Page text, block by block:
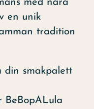
en unik
tradition
din smakpalett
BeBopALula